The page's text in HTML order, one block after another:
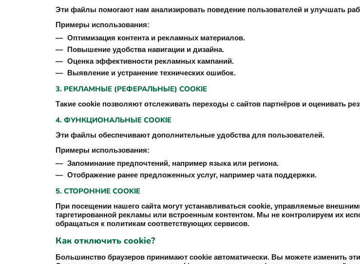
Эти файлы помогают нам анализировать поведение пользователей и улучшать
Примеры использования:
Оптимизация контента и рекламных материалов.
Повышение удобства навигации и дизайна.
Оценка эффективности рекламных кампаний.
Выявление и устранение технических ошибок.
3. РЕКЛАМНЫЕ (РЕФЕРАЛЬНЫЕ) COOKIE
Такие cookie позволяют отслеживать переходы с сайтов партнёров и оценивать
4. ФУНКЦИОНАЛЬНЫЕ COOKIE
Эти файлы обеспечивают дополнительные удобства для пользователей.
Примеры использования:
Запоминание предпочтений, например языка или региона.
Отображение ранее предложенных услуг, например чата поддержки.
5. СТОРОННИЕ COOKIE
При посещении нашего сайта могут устанавливаться cookie, управляемые
таргетированной рекламы или встроенным контентом. Мы не контролируем их
обращаться к политикам соответствующих сервисов.
Как отключить cookie?
Большинство браузеров принимают cookie автоматически. Вы можете изменить